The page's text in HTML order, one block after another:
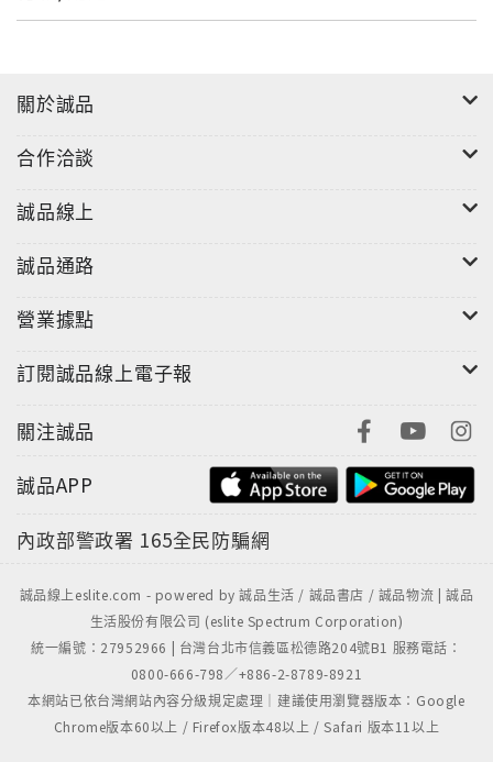
關於誠品
合作洽談
誠品線上
誠品通路
營業據點
訂閱誠品線上電子報
關注誠品
誠品APP
內政部警政署 165全民防騙網
誠品線上eslite.com - powered by 誠品生活 / 誠品書店 / 誠品物流 | 誠品
生活股份有限公司 (eslite Spectrum Corporation)
統一編號：27952966 | 台灣台北市信義區松德路204號B1 服務電話：
0800-666-798／+886-2-8789-8921
本網站已依台灣網站內容分級規定處理｜建議使用瀏覽器版本：Google
Chrome版本60以上 / Firefox版本48以上 / Safari 版本11以上